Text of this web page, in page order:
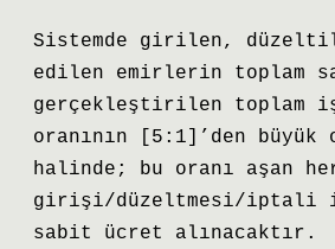
Sistemde girilen,
edilen emirlerin toplam
gerçekleştirilen toplam
oranının [5:1]’den büyük
halinde; bu oranı aşan
girişi/düzeltmesi/iptali
sabit ücret alınacaktır.